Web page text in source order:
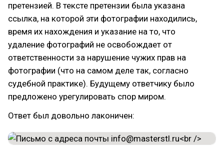
претензией. В тексте претензии была указана
ссылка, на которой эти фотографии находились,
время их нахождения и указание на то, что
удаление фотографий не освобождает от
ответственности за нарушение чужих прав на
фотографии (что на самом деле так, согласно
судебной практике). Будущему ответчику было
предложено урегулировать спор миром.
Ответ был довольно лаконичен: